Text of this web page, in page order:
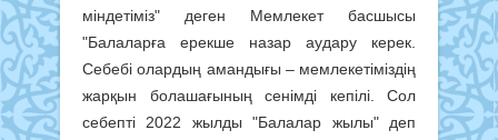
міндетіміз" деген Мемлекет басшысы
"Балаларға ерекше назар аудару керек.
Себебі олардың амандығы – мемлекетіміздің
жарқын болашағының сенімді кепілі. Сол
себепті 2022 жылды "Балалар жылы" деп